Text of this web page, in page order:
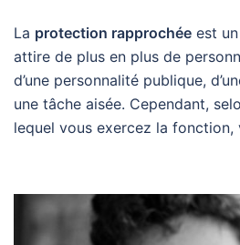
La protection rapprochée est
attire de plus en plus de
d’une personnalité publique,
une tâche aisée. Cependant,
lequel vous exercez la